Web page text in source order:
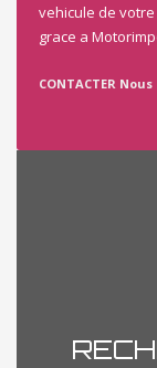
vehicule de
grace a
CONTACTER Nous